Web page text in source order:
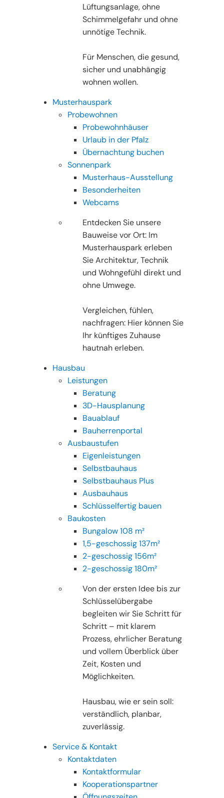
Lüftungsanlage, ohne
Schimmelgefahr und ohne
unnötige Technik.
Für Menschen, die gesund,
sicher und unabhängig
wohnen wollen.
Musterhauspark
Probewohnen
Probewohnhäuser
Urlaub in der Pfalz
Übernachtung buchen
Sonnenpark
Musterhaus-Ausstellung
Besonderheiten
Webcams
Entdecken Sie unsere
Bauweise vor Ort: Im
Musterhauspark erleben
Sie Architektur, Technik
und Wohngefühl direkt und
ohne Umwege.
Vergleichen, fühlen,
nachfragen: Hier können Sie
Ihr künftiges Zuhause
hautnah erleben.
Hausbau
Leistungen
Beratung
3D-Hausplanung
Bauablauf
Bauherrenportal
Ausbaustufen
Eigenleistungen
Selbstbauhaus
Selbstbauhaus Plus
Ausbauhaus
Schlüsselfertig bauen
Baukosten
Bungalow 108 m²
1,5-geschossig 137m²
2-geschossig 156m²
2-geschossig 180m²
Von der ersten Idee bis zur
Schlüsselübergabe
begleiten wir Sie Schritt für
Schritt – mit klarem
Prozess, ehrlicher Beratung
und vollem Überblick über
Zeit, Kosten und
Möglichkeiten.
Hausbau, wie er sein soll:
verständlich, planbar,
zuverlässig.
Service & Kontakt
Kontaktdaten
Kontaktformular
Kooperationspartner